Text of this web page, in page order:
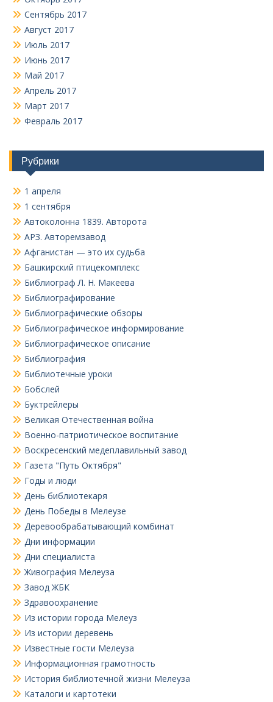
Сентябрь 2017
Август 2017
Июль 2017
Июнь 2017
Май 2017
Апрель 2017
Март 2017
Февраль 2017
Рубрики
1 апреля
1 сентября
Автоколонна 1839. Авторота
АРЗ. Авторемзавод
Афганистан — это их судьба
Башкирский птицекомплекс
Библиограф Л. Н. Макеева
Библиографирование
Библиографические обзоры
Библиографическое информирование
Библиографическое описание
Библиография
Библиотечные уроки
Бобслей
Буктрейлеры
Великая Отечественная война
Военно-патриотическое воспитание
Воскресенский медеплавильный завод
Газета "Путь Октября"
Годы и люди
День библиотекаря
День Победы в Мелеузе
Деревообрабатывающий комбинат
Дни информации
Дни специалиста
Живография Мелеуза
Завод ЖБК
Здравоохранение
Из истории города Мелеуз
Из истории деревень
Известные гости Мелеуза
Информационная грамотность
История библиотечной жизни Мелеуза
Каталоги и картотеки